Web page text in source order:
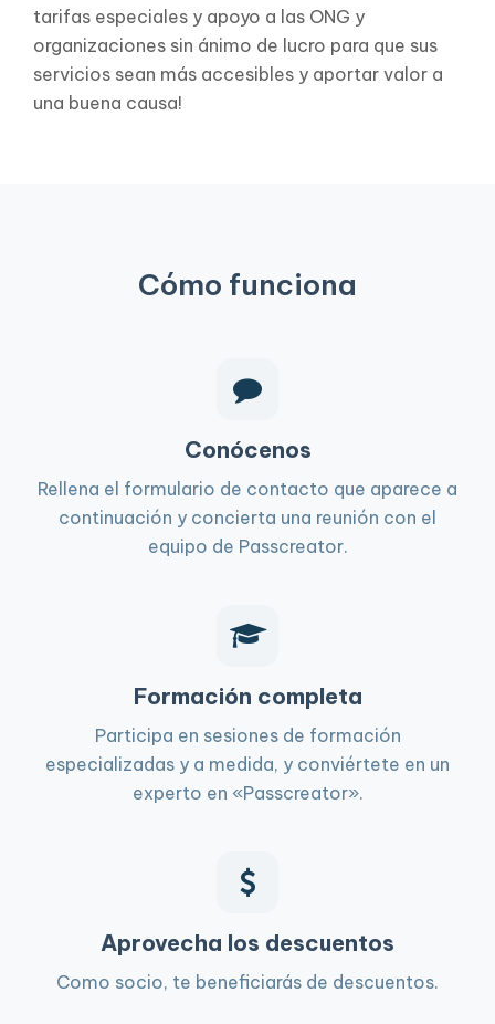
tarifas especiales y apoyo a las ONG y
organizaciones sin ánimo de lucro para que sus
servicios sean más accesibles y aportar valor a
una buena causa!
Cómo funciona
Conócenos
Rellena el formulario de contacto que aparece a
continuación y concierta una reunión con el
equipo de Passcreator.
Formación completa
Participa en sesiones de formación
especializadas y a medida, y conviértete en un
experto en «Passcreator».
Aprovecha los descuentos
Como socio, te beneficiarás de descuentos.